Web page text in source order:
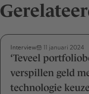
Interview 11 januari 2024
‘Teveel
verspillen geld
technologie